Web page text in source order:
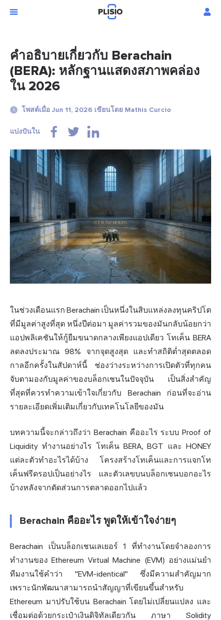
คำอธิบายเกี่ยวกับ Berachain
(BERA): หลักฐานแสดงสภาพคล่อง
ใน 2026
โพสต์เมื่อ Jun 11, 2026 เขียนโดย Mathis Curcio
แบ่งปันใน
ในช่วงเดือนแรก Berachain เป็นหนึ่งในสิบแหล่งลงทุนคริปโต
ที่มีมูลค่าสูงที่สุด หนึ่งปีต่อมา มูลค่ารวมของมันกลับน้อยกว่า
แอปพลิเคชันให้กู้ยืมขนาดกลางเพียงแอปเดียว โทเค็น BERA
ลดลงประมาณ 98% จากจุดสูงสุด และทำสถิติต่ำสุดตลอด
กาลอีกครั้งในสัปดาห์นี้ ช่องว่างระหว่างการเปิดตัวที่ทุกคน
จับตามองกับมูลค่าของบล็อกเชนในปัจจุบัน เป็นสิ่งสำคัญ
ที่สุดที่ควรทำความเข้าใจเกี่ยวกับ Berachain ก่อนที่จะอ่าน
รายละเอียดเพิ่มเติมเกี่ยวกับเทคโนโลยีของมัน
บทความนี้จะกล่าวถึงว่า Berachain คืออะไร ระบบ Proof of
Liquidity ทำงานอย่างไร โทเค็น BERA, BGT และ HONEY
แต่ละตัวทำอะไรได้บ้าง โครงสร้างโทเค็นและการแจกโท
เค็นฟรีดรอปเป็นอย่างไร และตัวเลขบนบล็อกเชนบอกอะไร
บ้างหลังจากตัดส่วนการตลาดออกไปแล้ว
Berachain คืออะไร พูดให้เข้าใจง่ายๆ
Berachain เป็นบล็อกเชนเลเยอร์ 1 ที่ทำงานโดยจำลองการ
ทำงานของ Ethereum Virtual Machine (EVM) อย่างแม่นยำ
ทีมงานใช้คำว่า "EVM-identical" ซึ่งมีความสำคัญมาก
เพราะนักพัฒนาสามารถนำสัญญาที่เขียนขึ้นสำหรับ
Ethereum มาปรับใช้บน Berachain โดยไม่เปลี่ยนแปลง และ
เชื่อมต่อด้วยกระเป๋าเงินดิจิทัลเดียวกัน ภาษา Solidity